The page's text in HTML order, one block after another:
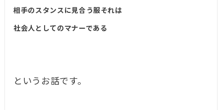
相手のスタンスに見合う服それは
社会人としてのマナーである
というお話です。